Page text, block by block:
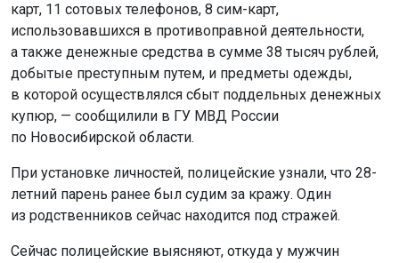
карт, 11 сотовых телефонов, 8 сим-карт,
использовавшихся в противоправной деятельности,
а также денежные средства в сумме 38 тысяч рублей,
добытые преступным путем, и предметы одежды,
в которой осуществлялся сбыт поддельных денежных
купюр, — сообщилили в ГУ МВД России
по Новосибирской области.
При установке личностей, полицейские узнали, что 28-
летний парень ранее был судим за кражу. Один
из родственников сейчас находится под стражей.
Сейчас полицейские выясняют, откуда у мужчин